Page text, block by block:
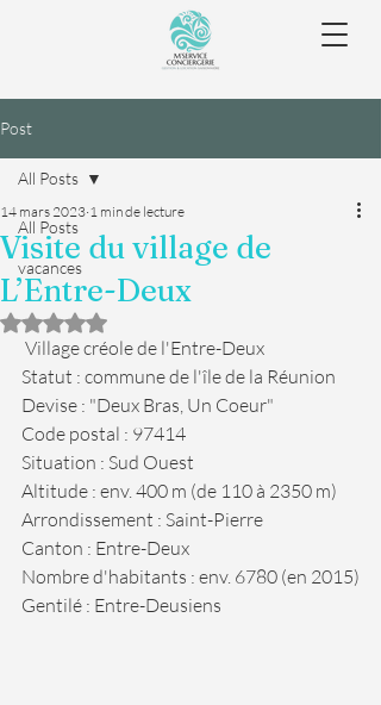
Post
All Posts
vacances
All Posts
Visite du village de
L’Entre-Deux
14 mars 2023 1 min de lecture
Noté NaN étoiles sur 5.
Village créole de l'Entre-Deux
Statut : commune de l'île de la Réunion
Devise : "Deux Bras, Un Coeur"
Code postal : 97414
Situation : Sud Ouest
Altitude : env. 400 m (de 110 à 2350 m)
Arrondissement : Saint-Pierre
Canton : Entre-Deux
Nombre d'habitants : env. 6780 (en 2015)
Gentilé : Entre-Deusiens